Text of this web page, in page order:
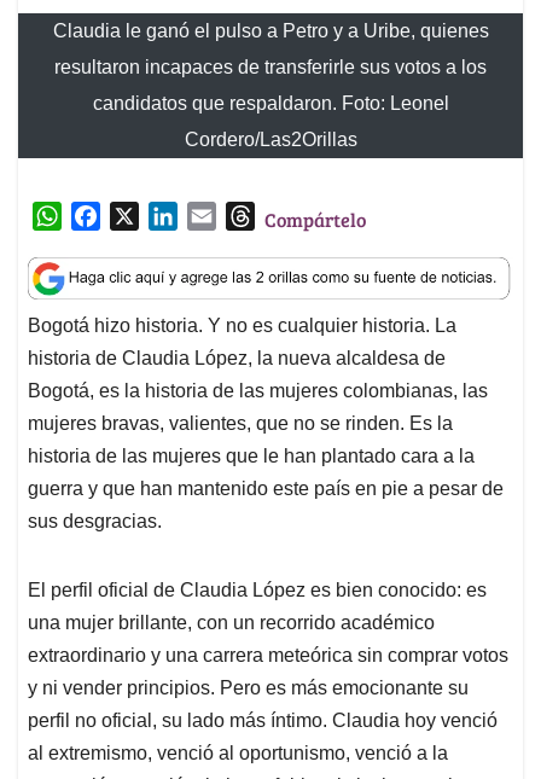
h
t
a
e
b
i
k
e
d
n
m
i
l
h
e
a
d
Bogotá hizo historia. Y no es cualquier historia. La
historia de Claudia López, la nueva alcaldesa de
mujeres bravas, valientes, que no se rinden. Es la
historia de las mujeres que le han plantado cara a la
guerra y que han mantenido este país en pie a pesar de
sus desgracias.
El perfil oficial de Claudia López es bien conocido: es
una mujer brillante, con un recorrido académico
extraordinario y una carrera meteórica sin comprar votos
y ni vender principios. Pero es más emocionante su
perfil no oficial, su lado más íntimo. Claudia hoy venció
al extremismo, venció al oportunismo, venció a la
maquinarias, a las cunas políticas. Y venció con la
misma entereza con la que superó los obstáculos de su
niñez, la escasez, la violencia, las amenazas, el cáncer
y el destierro.
Claudia llega a la alcaldía con una victoria estratégica